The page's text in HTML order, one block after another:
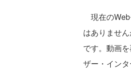
現在のWeb
はありませ
です。動画
ザー・イン